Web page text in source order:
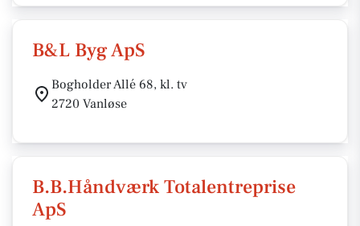
B&L Byg ApS
Bogholder Allé 68, kl. tv
2720 Vanløse
B.B.Håndværk Totalentreprise
ApS